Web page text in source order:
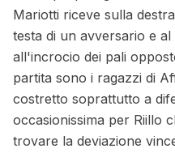
Mariotti riceve sulla
testa di un avversario e
all'incrocio dei pali
partita sono i ragazzi di
costretto soprattutto a
occasionissima per Riillo
trovare la deviazione